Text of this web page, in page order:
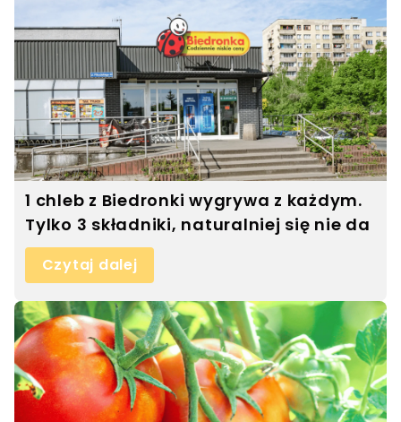
1 chleb z Biedronki wygrywa z każdym.
Tylko 3 składniki, naturalniej się nie da
Czytaj dalej